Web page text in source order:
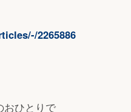
2265886
おひとりで